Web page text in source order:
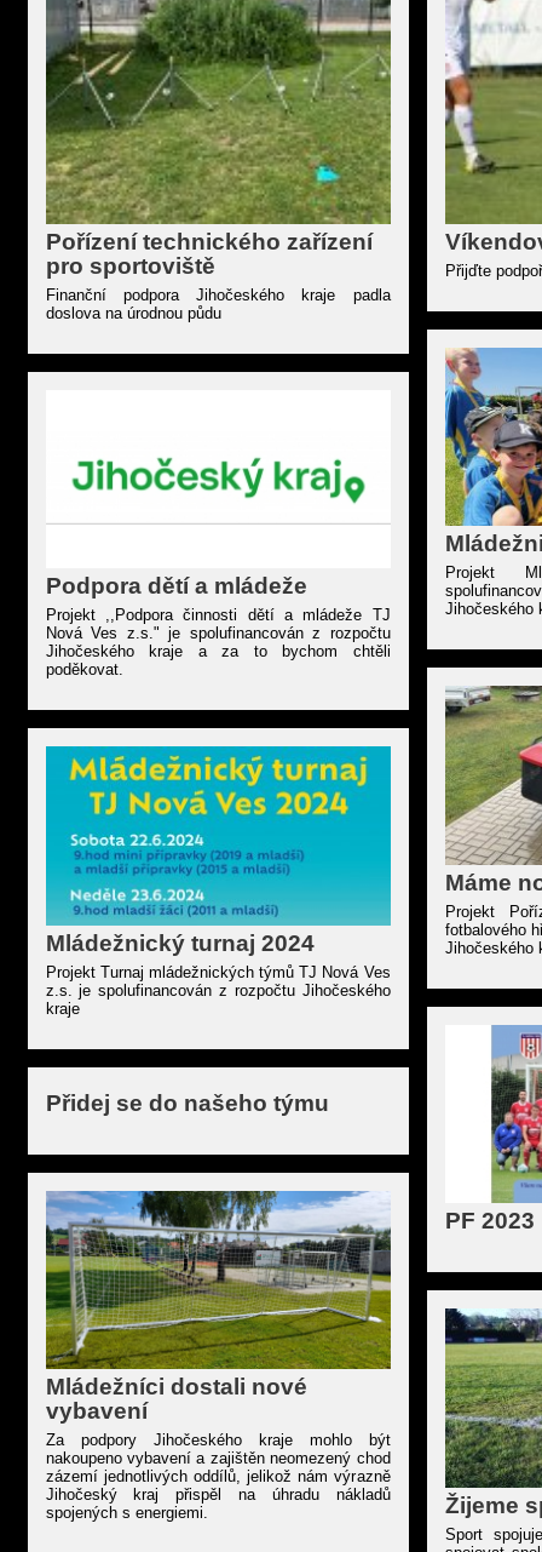
Pořízení technického zařízení
pro sportoviště
Finanční podpora Jihočeského kraje padla
doslova na úrodnou půdu
Podpora dětí a mládeže
Projekt ,,Podpora činnosti dětí a mládeže TJ
Nová Ves z.s." je spolufinancován z rozpočtu
Jihočeského kraje a za to bychom chtěli
poděkovat.
Mládežnický turnaj 2024
Projekt Turnaj mládežnických týmů TJ Nová Ves
z.s. je spolufinancován z rozpočtu Jihočeského
kraje
Přidej se do našeho týmu
Mládežníci dostali nové
vybavení
Za podpory Jihočeského kraje mohlo být
nakoupeno vybavení a zajištěn neomezený chod
zázemí jednotlivých oddílů, jelikož nám výrazně
Jihočeský kraj přispěl na úhradu nákladů
spojených s energiemi.
Přijďte
Projekt
Jihočeského
Máme
Projekt
fotbalového
Jihočeského
PF 2023
Žijeme
Sport